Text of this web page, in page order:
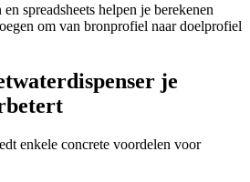
spreadsheets helpen je berekenen
om van bronprofiel naar doelprofiel
je
enkele concrete voordelen voor